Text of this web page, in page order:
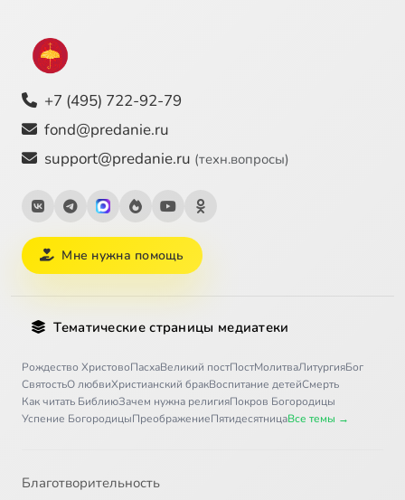
+7 (495) 722-92-79
fond@predanie.ru
support@predanie.ru (техн.вопросы)
Мне нужна помощь
Тематические страницы медиатеки
Рождество ХристовоПасхаВеликий постПостМолитваЛитургияБог
СвятостьО любвиХристианский бракВоспитание детейСмерть
Как читать БиблиюЗачем нужна религияПокров Богородицы
Успение БогородицыПреображениеПятидесятницаВсе темы →
Благотворительность